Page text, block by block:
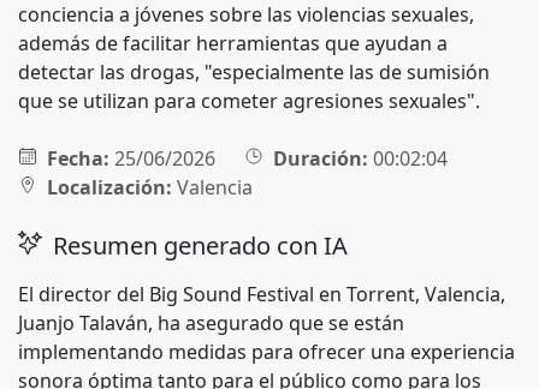
conciencia a jóvenes sobre las violencias sexuales,
además de facilitar herramientas que ayudan a
detectar las drogas, "especialmente las de sumisión
que se utilizan para cometer agresiones sexuales".
Fecha: 25/06/2026 Duración: 00:02:04
Localización: Valencia
Resumen generado con IA
El director del Big Sound Festival en Torrent, Valencia,
Juanjo Talaván, ha asegurado que se están
implementando medidas para ofrecer una experiencia
sonora óptima tanto para el público como para los